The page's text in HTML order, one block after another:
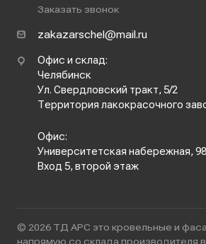
Заказать звонок
zakazarschel@mail.ru
Офис и склад:
Челябинск
Ул. Свердловский тракт, 5/2
Территория лакокрасочного
Офис:
Университетская набережная, 98
Вход 5, второй этаж
© 2026 ТД АРС это кровельные и
напрямую со склада производителя